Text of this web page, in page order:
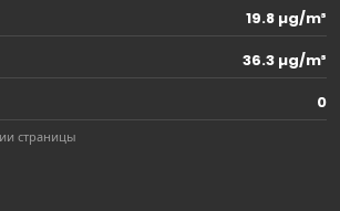
19.8 µg/m³
36.3 µg/m³
0
страницы